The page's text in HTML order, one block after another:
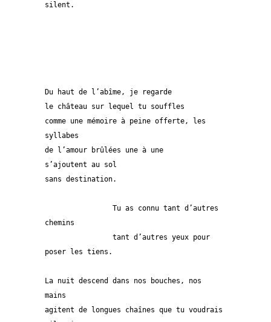
silent.
Du haut de l’abîme, je regarde
le château sur lequel tu souffles
comme une mémoire à peine offerte, les
syllabes
de l’amour brûlées une à une
s’ajoutent au sol
sans destination.
chemins
poser les tiens.
La nuit descend dans nos bouches, nos
mains
agitent de longues chaînes que tu voudrais